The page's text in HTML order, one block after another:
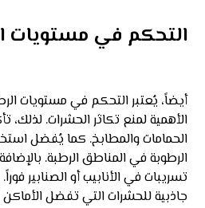
التحكم في مستويات
أيضاً، يُعتبر التحكم في مستويات
الأهمية لمنع تكاثر الحشرات. لذلك،
الحمامات والمطابخ. كما يُفضل
الرطوبة في المناطق الرطبة.
تسريبات في الأنابيب أو الصنابير
جاذبية للحشرات التي تفضل الأماكن